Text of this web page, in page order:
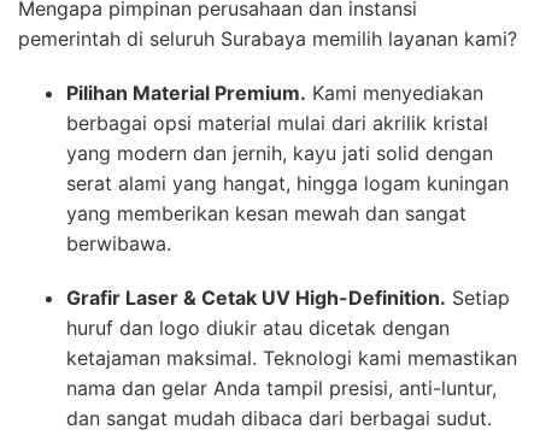
Mengapa pimpinan perusahaan dan instansi
pemerintah di seluruh Surabaya memilih layanan kami?
Pilihan Material Premium. Kami menyediakan
berbagai opsi material mulai dari akrilik kristal
yang modern dan jernih, kayu jati solid dengan
serat alami yang hangat, hingga logam kuningan
yang memberikan kesan mewah dan sangat
berwibawa.
Grafir Laser & Cetak UV High-Definition. Setiap
huruf dan logo diukir atau dicetak dengan
ketajaman maksimal. Teknologi kami memastikan
nama dan gelar Anda tampil presisi, anti-luntur,
dan sangat mudah dibaca dari berbagai sudut.